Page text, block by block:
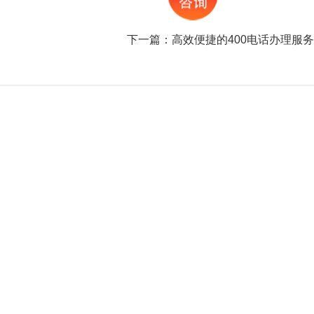
下一篇： 高效便捷的400电话办理服务